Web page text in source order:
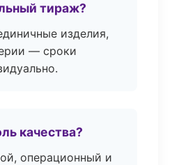
тираж?
изделия,
— сроки
качества?
операционный и